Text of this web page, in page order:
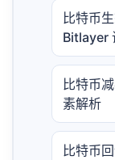
比特币
Bitlayer
比特币
素解析
比特币